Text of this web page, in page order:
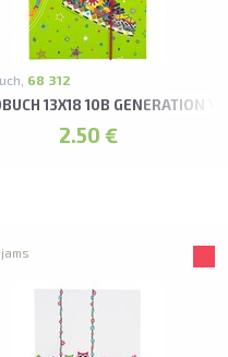
ALBUMS
68 312
13X18 10B GENERATION
2.50 €